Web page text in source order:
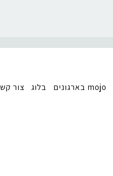
mojo בארגונים בלוג צור